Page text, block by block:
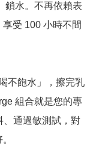
鎖水。不再依賴表
受 100 小時不間
不飽水」，擦完乳
組合就是您的專
、通過敏測試，對